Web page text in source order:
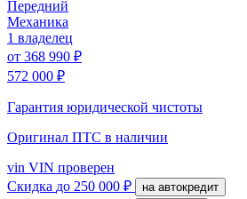
Передний
Механика
1 владелец
от 368 990 ₽
572 000 ₽
Гарантия юридической чистоты
Оригинал ПТС в наличии
vin VIN проверен
Скидка до 250 000 ₽ на автокредит